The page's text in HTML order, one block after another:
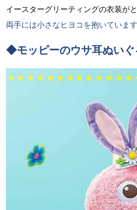
イースターグリーティングの衣装が
両手には小さなヒヨコを抱いていま
◆モッピーのウサ耳ぬいぐ